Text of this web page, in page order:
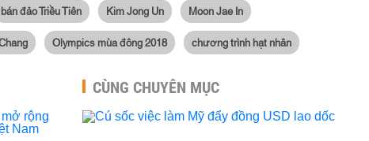
bán đảo Triều Tiên Kim Jong Un Moon Jae In
Olympics mùa đông 2018 chương trình hạt nhân
CÙNG CHUYÊN MỤC